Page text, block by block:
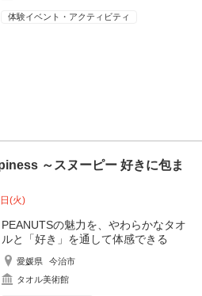
体験イベント・アクティビティ
～スヌーピー 好きに包ま
(火)
PEANUTSの魅力を、やわらかなタオ
ルと「好き」を通して体感できる
愛媛県
今治市
タオル美術館